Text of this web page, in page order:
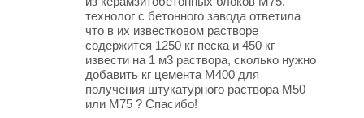
технолог с бетонного завода ответила
что в их известковом растворе
содержится 1250 кг песка и 450 кг
извести на 1 м3 раствора, сколько нужно
добавить кг цемента М400 для
получения штукатурного раствора М50
или М75 ? Спасибо!